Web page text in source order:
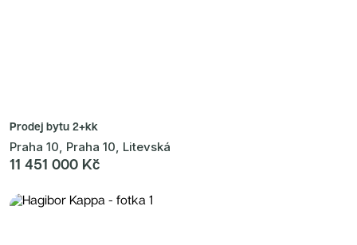
Prodej bytu 2+kk
Praha 10, Praha 10, Litevská
11 451 000 Kč